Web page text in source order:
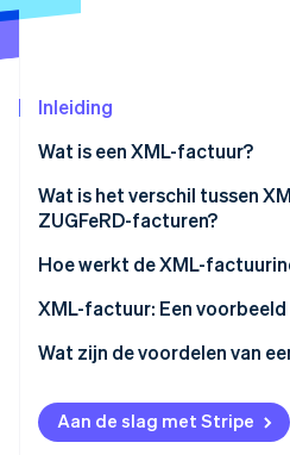
Oprichting van een start-up
Identity
Stripe
Ontdek hoe
Nu bekijken
Inleiding
Wat is een XML-factuur?
Wat is het verschil tussen
ZUGFeRD-facturen?
Hoe werkt de XML-
Technische vereisten
Facturen maken
Validatie
Verzending van facturen
XML-factuur: Een voorbeeld
Wat zijn de voordelen van
Juridische en
Compatibiliteit en
Aan de slag met Stripe